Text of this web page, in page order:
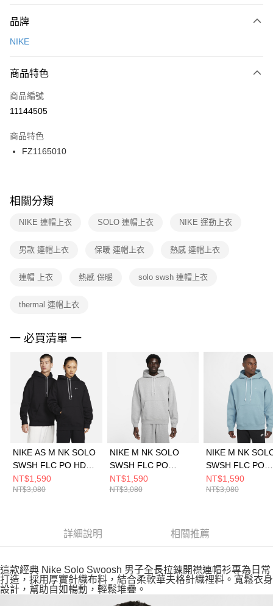
台灣樂天信用卡公司
【關於「AFTEE先享後付」】
便利好安心！
３．安心：先確認商品／服務後，再付款。
【「AFTEE先享後付」結帳流程】
１．於結帳方式選擇「AFTEE先享後付」後，將跳轉至「AFTEE先享後付」
２．訂單成立數日內，您將收到繳費通知簡訊。
３．收到繳費通知簡訊後14天內，點擊此簡訊中的連結，可透過四大超商／
ATM／網路銀行／等多元方式進行付款，方視為交易完成。
※ 交易是否成功請以「AFTEE先享後付 」之結帳頁面顯示為準，若有關於
是否繳費成功／繳費後需取消欲退款等相關疑問，請聯繫「AFTEE先享後付
客戶支援中心」https://netprotections.freshdesk.com/support/home
１．透過由恩沛科技股份有限公司提供之「AFTEE先享後付」服務完成之交
權轉讓予恩沛科技股份有限公司。
３．未成年的使用者請事先徵得法定代理人或監護人之同意方可使用
４．使用「AFTEE先享後付」時，將依據個別帳號之用戶狀況，依本公司即
時審查核予不同之上限額度；若仍有額度不足之情形，本公司將視審查結果
請求用戶進行身份認證。
５．嚴禁一人註冊多個帳號或使用他人資訊註冊。若發現惡意使用之情形，
恩沛科技股份有限公司將有權停止該用戶之使用額度並採取法律行動。
運送方式
每筆NT$100，滿NT$1,500(含以上)免運費
宅配
每筆NT$100，滿NT$1,500(含以上)免運費
付款後門市自取
每筆NT$100，滿NT$1,500(含以上)免運費
品牌
NIKE
商品特色
商品編號
11144505
商品特色
FZ1165010
相關分類
NIKE 連帽上衣 SOLO 連帽上衣 NIKE 運動上衣
男款 連帽上衣 保暖 連帽上衣 熱感 連帽上衣
連帽 上衣 熱感 保暖 solo swsh 連帽上衣
thermal 連帽上衣
一 必買清單 一
NIKE AS M NK SOLO
SWSH FLC PO HDY
男 連帽上衣
DX1356010
NT$1,590
NT$3,080
NIKE M NK SOLO
SWSH FLC PO
HOODIE 男 連帽上衣
DX1355063
NT$1,590
NT$3,080
NIKE M NK
SWSH FLC PO
HOODIE 男 連帽
DX1355464
NT$1,590
NT$3,080
詳細說明 相關推薦
這款經典 Nike Solo Swoosh 男子全長拉鍊開襟連帽衫專為日常
打造，採用厚實針織布料，結合柔軟華夫格針織裡料。寬鬆衣身
設計，幫助自如暢動，輕鬆堆疊。